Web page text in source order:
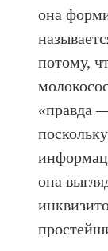
она
потому,
«правда
она